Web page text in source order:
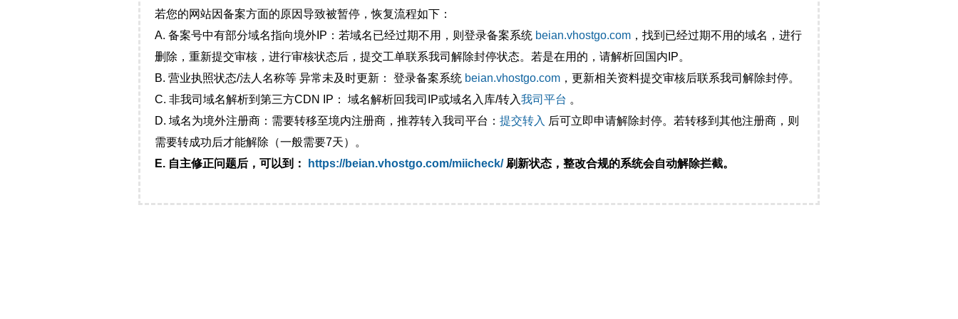
若您的网站因备案方面的原因导致被暂停，恢复流程如下：
A. 备案号中有部分域名指向境外IP：若域名已经过期不用，则登录备案系统 beian.vhostgo.com ，找到已经过期不用的域名，进行
删除，重新提交审核，进行审核状态后，提交工单联系我司解除封停状态。若是在用的，请解析回国内IP。
B. 营业执照状态/法人名称等 异常未及时更新： 登录备案系统 beian.vhostgo.com ，更新相关资料提交审核后联系我司解除封停。
C. 非我司域名解析到第三方CDN IP： 域名解析回我司IP或域名入库/转入我司平台 。
D. 域名为境外注册商：需要转移至境内注册商，推荐转入我司平台： 提交转入 后可立即申请解除封停。若转移到其他注册商，则
需要转成功后才能解除（一般需要7天）。
E. 自主修正问题后，可以到：
https://beian.vhostgo.com/miicheck/刷新状态，整改合规的系统会自动解除拦截。